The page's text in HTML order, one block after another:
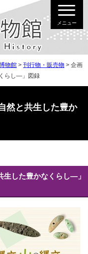
メニュー
物館 > 刊行物・販売物 > 企画
らし―」図録
然と共生した豊か
した豊かなくらし―」